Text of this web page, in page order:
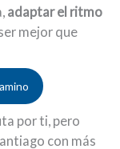
adaptar el ritmo
mejor que
por ti, pero
con más